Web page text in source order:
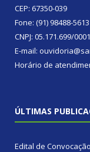
CEP: 67350-039
Fone: (91) 98488-5613
CNPJ: 05.171.699/
E-mail:
Horário de
ÚLTIMAS
Edital de